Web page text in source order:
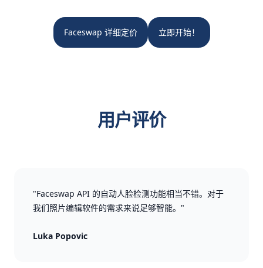
Faceswap 详细定价 立即开始！
用户评价
"Faceswap API 的自动人脸检测功能相当不错。对于
我们照片编辑软件的需求来说足够智能。"
Luka Popovic